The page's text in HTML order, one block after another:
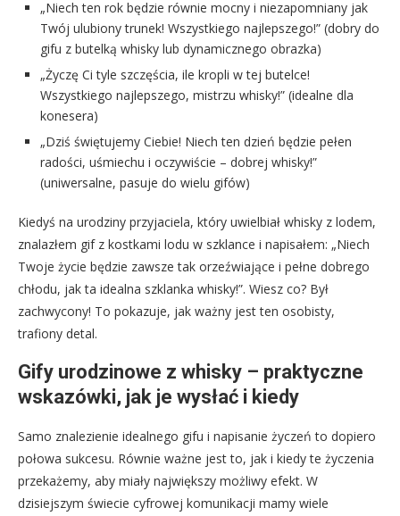
„Niech ten rok będzie równie mocny i niezapomniany jak
Twój ulubiony trunek! Wszystkiego najlepszego!” (dobry do
gifu z butelką whisky lub dynamicznego obrazka)
„Życzę Ci tyle szczęścia, ile kropli w tej butelce!
Wszystkiego najlepszego, mistrzu whisky!” (idealne dla
konesera)
„Dziś świętujemy Ciebie! Niech ten dzień będzie pełen
radości, uśmiechu i oczywiście – dobrej whisky!”
(uniwersalne, pasuje do wielu gifów)
Kiedyś na urodziny przyjaciela, który uwielbiał whisky z lodem,
znalazłem gif z kostkami lodu w szklance i napisałem: „Niech
Twoje życie będzie zawsze tak orzeźwiające i pełne dobrego
chłodu, jak ta idealna szklanka whisky!”. Wiesz co? Był
zachwycony! To pokazuje, jak ważny jest ten osobisty,
trafiony detal.
Gify urodzinowe z whisky – praktyczne
wskazówki, jak je wysłać i kiedy
Samo znalezienie idealnego gifu i napisanie życzeń to dopiero
połowa sukcesu. Równie ważne jest to, jak i kiedy te życzenia
przekażemy, aby miały największy możliwy efekt. W
dzisiejszym świecie cyfrowej komunikacji mamy wiele